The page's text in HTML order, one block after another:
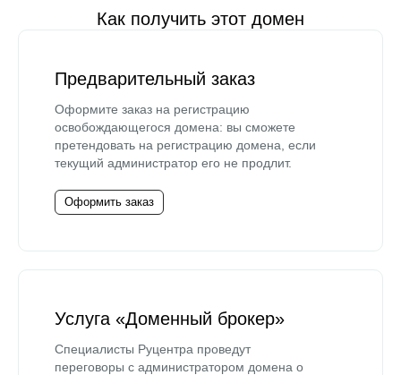
Как получить этот домен
Предварительный заказ
Оформите заказ на регистрацию
освобождающегося домена: вы сможете
претендовать на регистрацию домена, если
текущий администратор его не продлит.
Оформить заказ
Услуга «Доменный брокер»
Специалисты Руцентра проведут
переговоры с администратором домена о